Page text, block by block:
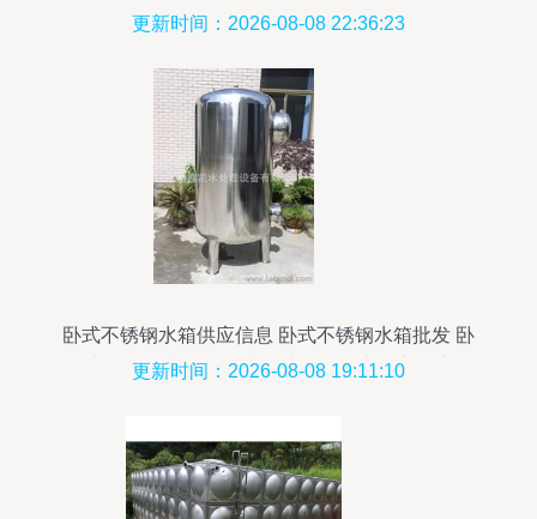
更新时间：2026-08-08 22:36:23
卧式不锈钢水箱供应信息 卧式不锈钢水箱批发 卧
式不锈钢水箱价格 找卧式不锈钢水箱产品上
更新时间：2026-08-08 19:11:10